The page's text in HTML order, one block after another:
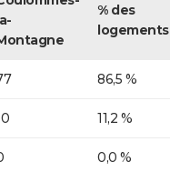
% des
logements
86,5 %
11,2 %
0,0 %